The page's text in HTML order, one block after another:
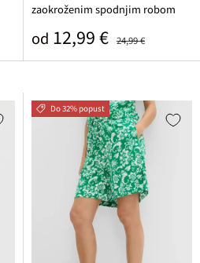
zaokroženim spodnjim robom
Prodajna cena
od 12,99 € 24,99 €
Do 32% popust